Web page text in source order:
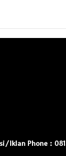
Iklan Phone :